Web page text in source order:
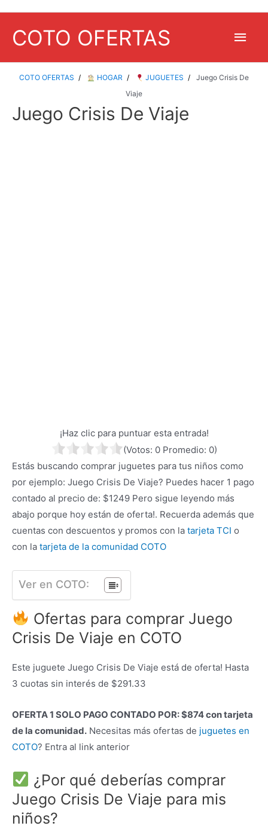
COTO OFERTAS
COTO OFERTAS HOGAR JUGUETES
Juego Crisis De
Viaje
Juego Crisis De Viaje
¡Haz clic para puntuar esta entrada!
(Votos: 0Promedio: 0)
Estás buscando comprar juguetes para tus niños como
por ejemplo: Juego Crisis De Viaje? Puedes hacer 1 pago
contado al precio de: $1249 Pero sigue leyendo más
abajo porque hoy están de oferta!. Recuerda además que
cuentas con descuentos y promos con la tarjeta TCI o
con la tarjeta de la comunidad COTO
Ver en COTO:
Ofertas para comprar Juego
Crisis De Viaje en COTO
Este juguete Juego Crisis De Viaje está de oferta! Hasta
3 cuotas sin interés de $291.33
OFERTA 1 SOLO PAGO CONTADO POR: $874 con tarjeta
de la comunidad. Necesitas más ofertas de juguetes en
COTO? Entra al link anterior
¿Por qué deberías comprar
Juego Crisis De Viaje para mis
niños?